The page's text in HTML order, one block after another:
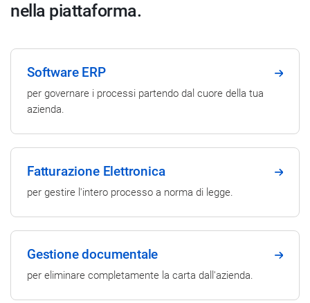
nella piattaforma.
Software ERP
per governare i processi partendo dal cuore della tua
azienda.
Fatturazione Elettronica
per gestire l'intero processo a norma di legge.
Gestione documentale
per eliminare completamente la carta dall'azienda.